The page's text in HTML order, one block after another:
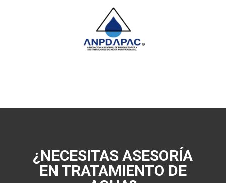
¿NECESITAS ASESORÍA
EN TRATAMIENTO DE